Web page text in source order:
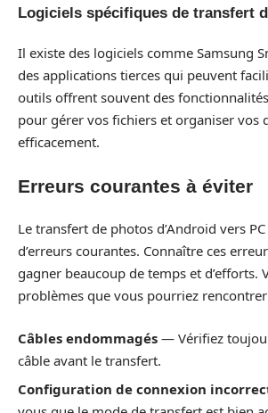
Logiciels spécifiques de transfert
Il existe des logiciels comme Samsung
des applications tierces qui peuvent
outils offrent souvent des
pour gérer vos fichiers et organiser vos
efficacement.
Erreurs courantes à éviter
Le transfert de photos d’Android vers
d’erreurs courantes. Connaître ces
gagner beaucoup de temps et d’efforts.
problèmes que vous pourriez
Câbles endommagés — Vérifiez
câble avant le transfert.
Configuration de connexion